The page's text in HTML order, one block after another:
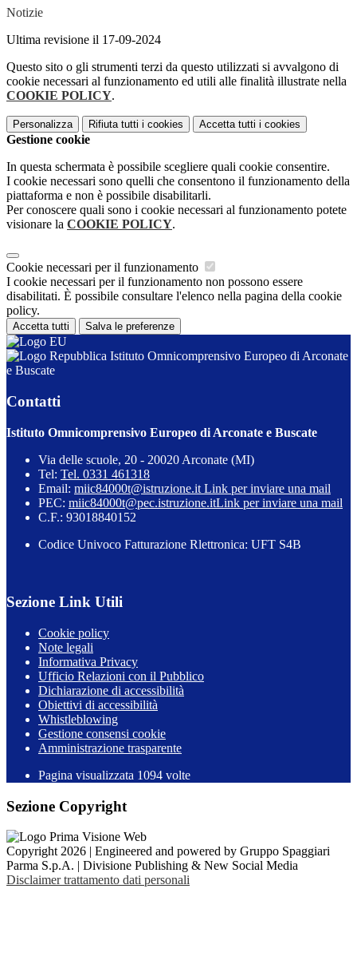
Notizie
Ultima revisione il 17-09-2024
Questo sito o gli strumenti terzi da questo utilizzati si avvalgono di
cookie necessari al funzionamento ed utili alle finalità illustrate nella
COOKIE POLICY.
Personalizza Rifiuta tutti i cookies Accetta tutti i cookies
Gestione cookie
In questa schermata è possibile scegliere quali cookie consentire.
I cookie necessari sono quelli che consentono il funzionamento della
piattaforma e non è possibile disabilitarli.
Per conoscere quali sono i cookie necessari al funzionamento potete
visionare la COOKIE POLICY.
Cookie necessari per il funzionamento
I cookie necessari per il funzionamento non possono essere
disabilitati. È possibile consultare l'elenco nella pagina della cookie
policy.
Accetta tutti Salva le preferenze
Istituto Omnicomprensivo Europeo di Arconate
e Buscate
Contatti
Istituto Omnicomprensivo Europeo di Arconate e Buscate
Via delle scuole, 20 - 20020 Arconate (MI)
Tel: Tel. 0331 461318
Email: miic84000t@istruzione.it Link per inviare una mail
PEC: miic84000t@pec.istruzione.itLink per inviare una mail
C.F.: 93018840152
Codice Univoco Fatturazione Rlettronica: UFT S4B
Sezione Link Utili
Cookie policy
Note legali
Informativa Privacy
Ufficio Relazioni con il Pubblico
Dichiarazione di accessibilità
Obiettivi di accessibilità
Whistleblowing
Gestione consensi cookie
Amministrazione trasparente
Pagina visualizzata 1094 volte
Sezione Copyright
Copyright 2026 | Engineered and powered by Gruppo Spaggiari
Parma S.p.A. | Divisione Publishing & New Social Media
Disclaimer trattamento dati personali